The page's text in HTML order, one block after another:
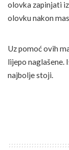
olovka zapinjati
olovku nakon
Uz pomoć ovih
lijepo naglašene.
najbolje stoji.